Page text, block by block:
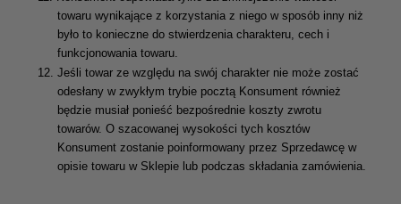
towaru wynikające z korzystania z niego w sposób inny niż
było to konieczne do stwierdzenia charakteru, cech i
funkcjonowania towaru.
12. Jeśli towar ze względu na swój charakter nie może zostać
odesłany w zwykłym trybie pocztą Konsument również
będzie musiał ponieść bezpośrednie koszty zwrotu
towarów. O szacowanej wysokości tych kosztów
Konsument zostanie poinformowany przez Sprzedawcę w
opisie towaru w Sklepie lub podczas składania zamówienia.